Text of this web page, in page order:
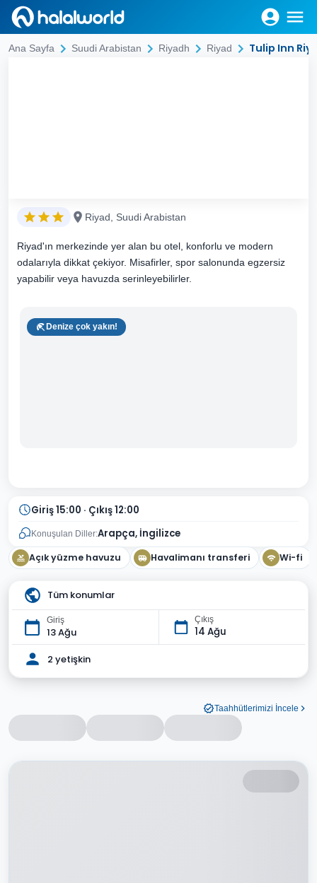
Ana Sayfa Suudi Arabistan Riyadh Riyad Tulip Inn
Riyad, Suudi Arabistan
Riyad'ın merkezinde yer alan bu otel, konforlu ve modern
odalarıyla dikkat çekiyor. Misafirler, spor salonunda egzersiz
yapabilir veya havuzda serinleyebilirler.
Denize çok yakın!
Giriş 15:00 · Çıkış 12:00
Konuşulan Diller:Arapça, İngilizce
Açık yüzme havuzu Havalimanı transferi Wi-fi
Tüm konumlar
Giriş
13 Ağu
Çıkış
14 Ağu
2 yetişkin
Taahhütlerimizi İncele